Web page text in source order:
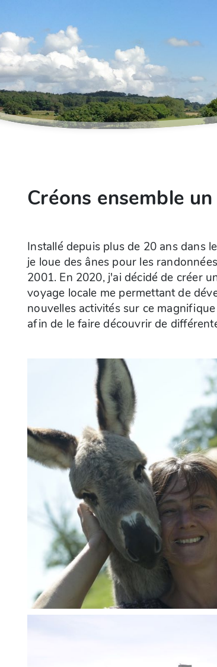
Créons ensemble
Installé depuis plus de 20 ans dans
je loue des ânes pour les
2001. En 2020, j'ai décidé de créer
voyage locale me permettant de
nouvelles activités sur ce
afin de le faire découvrir de
Nous proposons donc maintenant
randonnées avec les ânes, des
pédestres sans ânes, des
séjours bien être et des séjours
avec une thématique découverte de